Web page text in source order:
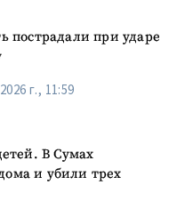
пострадали при ударе
г., 11:59
В Сумах
и убили трех